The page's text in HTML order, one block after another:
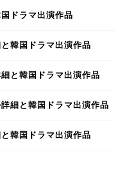
ドラマ出演作品
韓国ドラマ出演作品
と韓国ドラマ出演作品
細と韓国ドラマ出演作品
韓国ドラマ出演作品